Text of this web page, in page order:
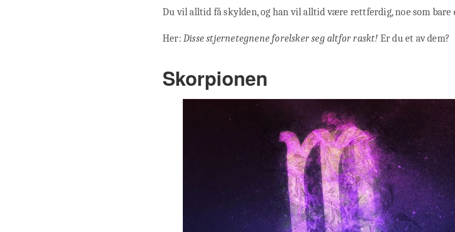
Du vil alltid få skylden, og han vil alltid være rettferdig, noe som bare
Her: Disse stjernetegnene forelsker seg altfor raskt! Er du et av dem?
Skorpionen